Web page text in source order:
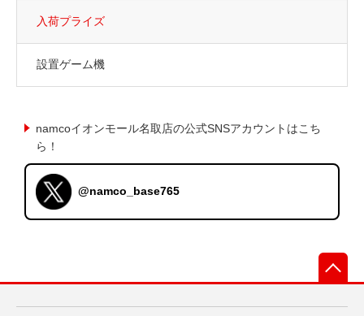
入荷プライズ
設置ゲーム機
namcoイオンモール名取店の公式SNSアカウントはこち
ら！
@namco_base765